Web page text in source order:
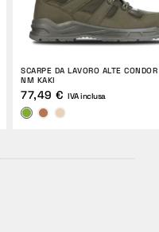
SCARPE DA LAVORO ALTE
NM KAKI
77,49 € IVA inclusa